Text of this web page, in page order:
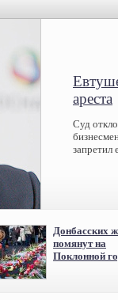
ареста
Суд
запретил
Донбасских
помянут на
Поклонной